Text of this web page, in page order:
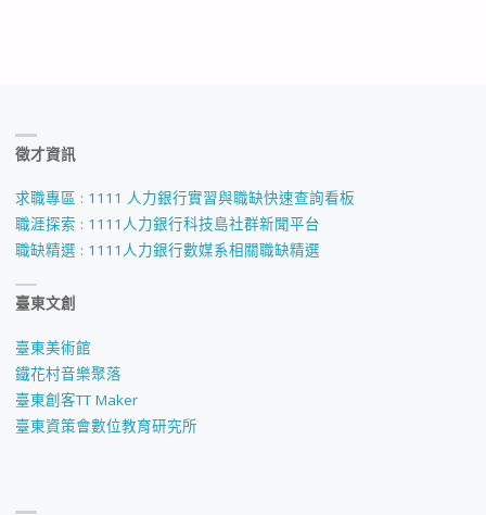
徵才資訊
求職專區 : 1111 人力銀行實習與職缺快速查詢看板
職涯探索 : 1111人力銀行科技島社群新聞平台
職缺精選 : 1111人力銀行數媒系相關職缺精選
臺東文創
臺東美術館
鐵花村音樂聚落
臺東創客TT Maker
臺東資策會數位教育研究所